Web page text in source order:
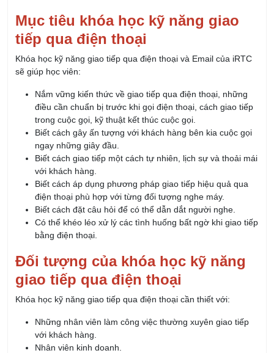
Mục tiêu khóa học kỹ năng giao
tiếp qua điện thoại
Khóa học kỹ năng giao tiếp qua điện thoại và Email của iRTC
sẽ giúp học viên:
Nắm vững kiến thức về giao tiếp qua điện thoại, những
điều cần chuẩn bị trước khi gọi điện thoại, cách giao tiếp
trong cuộc gọi, kỹ thuật kết thúc cuộc gọi.
Biết cách gây ấn tượng với khách hàng bên kia cuộc gọi
ngay những giây đầu.
Biết cách giao tiếp một cách tự nhiên, lịch sự và thoải mái
với khách hàng.
Biết cách áp dụng phương pháp giao tiếp hiệu quả qua
điện thoại phù hợp với từng đối tượng nghe máy.
Biết cách đặt câu hỏi để có thể dẫn dắt người nghe.
Có thể khéo léo xử lý các tình huống bất ngờ khi giao tiếp
bằng điện thoại.
Đối tượng của khóa học kỹ năng
giao tiếp qua điện thoại
Khóa học kỹ năng giao tiếp qua điện thoại cần thiết với:
Những nhân viên làm công việc thường xuyên giao tiếp
với khách hàng.
Nhân viên kinh doanh.